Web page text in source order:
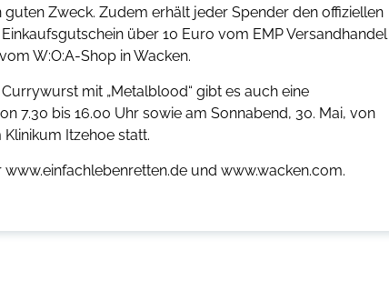
Zweck. Zudem erhält jeder Spender den offiziellen
über 10 Euro vom EMP Versandhandel
W:O:A-Shop in Wacken.
mit „Metalblood“ gibt es auch eine
7.30 bis 16.00 Uhr sowie am Sonnabend, 30. Mai, von
Itzehoe statt.
und www.wacken.com.